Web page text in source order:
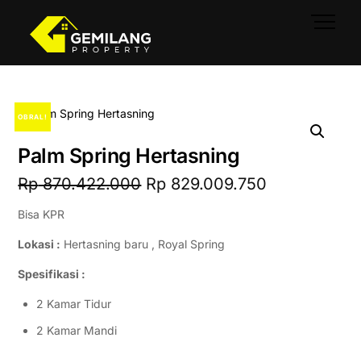
content
OBRAL!
OBRAL!
Palm Spring Hertasning
Rp870.422.000 Harga
Rp 870.422.000.
Rp 829.009.750
Bisa KPR
Lokasi : Hertasning baru , Royal Spring
Spesifikasi :
2 Kamar Tidur
2 Kamar Mandi